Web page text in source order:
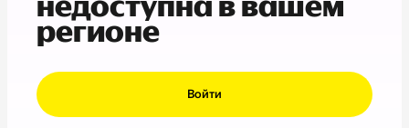
регионе
Войти